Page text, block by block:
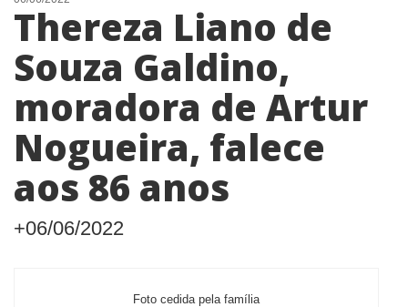
NOTÍCIAS
LISTA DIGITAL
TELEFONES ÚTEIS
CONTATO
ANUNCIE
Thereza Liano de
Souza Galdino,
moradora de Artur
Nogueira, falece
aos 86 anos
+06/06/2022
Foto cedida pela família